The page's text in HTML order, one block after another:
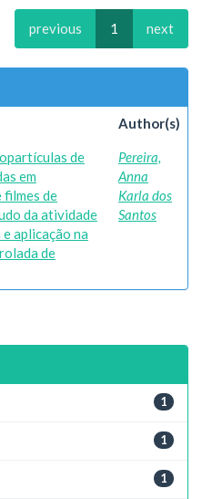
previous 1 next
Author(s)
de
em
filmes de
da atividade
aplicação na
de
Pereira,
Anna
Karla dos
Santos
1
1
1